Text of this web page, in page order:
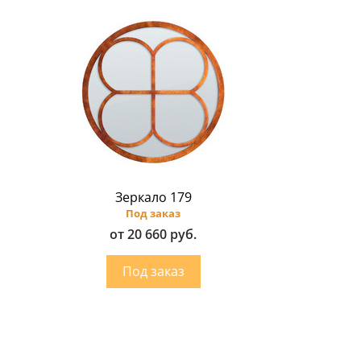
Зеркало 179
Под заказ
от 20 660 руб.